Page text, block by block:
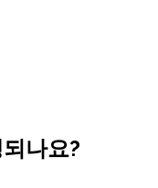
나요?